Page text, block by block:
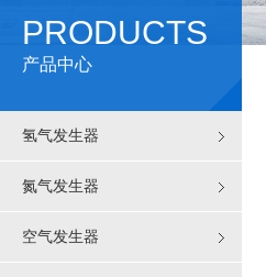
PRODUCTS
产品中心
氢气发生器
氮气发生器
空气发生器